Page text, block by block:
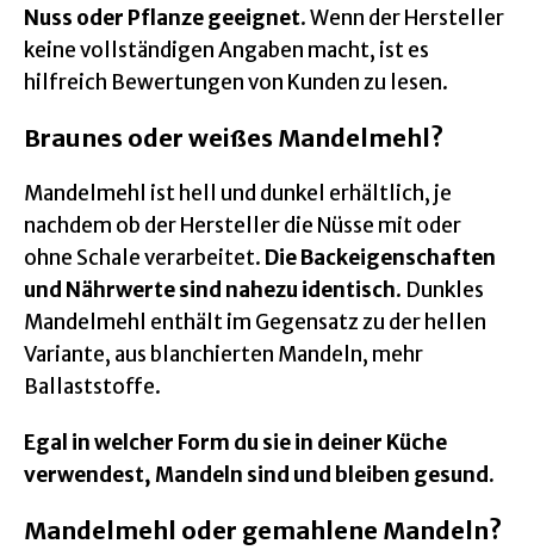
Nuss oder Pflanze geeignet. Wenn der Hersteller
keine vollständigen Angaben macht, ist es
hilfreich Bewertungen von Kunden zu lesen.
Braunes oder weißes Mandelmehl?
Mandelmehl ist hell und dunkel erhältlich, je
nachdem ob der Hersteller die Nüsse mit oder
ohne Schale verarbeitet. Die Backeigenschaften
und Nährwerte sind nahezu identisch. Dunkles
Mandelmehl enthält im Gegensatz zu der hellen
Variante, aus blanchierten Mandeln, mehr
Ballaststoffe.
Egal in welcher Form du sie in deiner Küche
verwendest, Mandeln sind und bleiben gesund.
Mandelmehl oder gemahlene Mandeln?